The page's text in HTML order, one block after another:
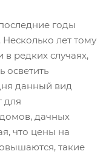
годы
лет тому
редких случаях,
осветить
данный вид
для
дачных
что цены на
такие